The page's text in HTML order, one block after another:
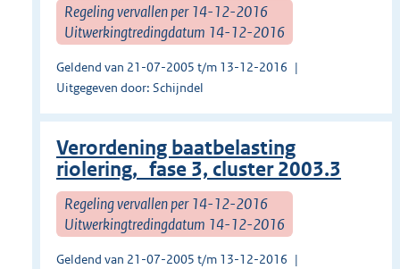
Regeling vervallen per 14-12-2016
Uitwerkingtredingdatum 14-12-2016
Geldend van 21-07-2005 t/m 13-12-2016
Uitgegeven door: Schijndel
Verordening baatbelasting
riolering, fase 3, cluster 2003.3
Regeling vervallen per 14-12-2016
Uitwerkingtredingdatum 14-12-2016
Geldend van 21-07-2005 t/m 13-12-2016